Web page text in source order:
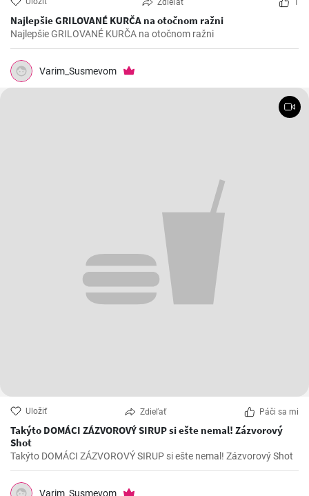
Zdieľať 1
Najlepšie GRILOVANÉ KURČA na otočnom ražni
Najlepšie GRILOVANÉ KURČA na otočnom ražni
Varim_Susmevom
Uložiť Zdieľať Páči sa mi
Takýto DOMÁCI ZÁZVOROVÝ SIRUP si ešte nemal! Zázvorový
Shot
Takýto DOMÁCI ZÁZVOROVÝ SIRUP si ešte nemal! Zázvorový Shot
Varim_Susmevom